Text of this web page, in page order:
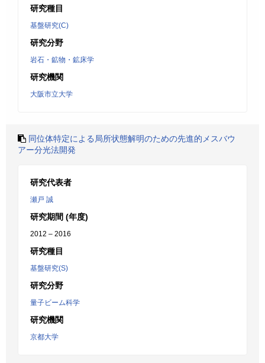
研究種目
基盤研究(C)
研究分野
岩石・鉱物・鉱床学
研究機関
大阪市立大学
同位体特定による局所状態解明のための先進的メスバウ
アー分光法開発
研究代表者
瀬戸 誠
研究期間 (年度)
2012 – 2016
研究種目
基盤研究(S)
研究分野
量子ビーム科学
研究機関
京都大学